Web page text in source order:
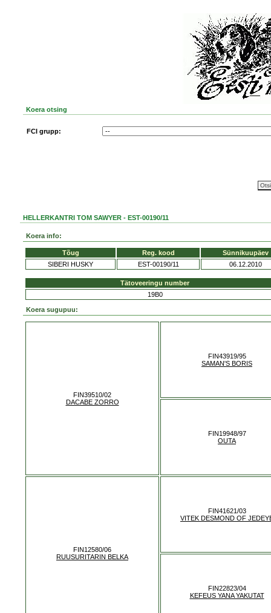
Koera otsing
FCI grupp:
HELLERKANTRI TOM SAWYER - EST-00190/11
Koera info:
Tõug Reg. kood
Sünnikuupäev
SIBERI HUSKY
EST-00190/11 06.12.2010
Tätoveeringu number
19B0
Koera sugupuu:
FIN39510/02
DACABE ZORRO
FIN43919/95
SAMAN'S BORIS
FIN19948/97
OUTA
FIN12580/06
RUUSURITARIN BELKA
FIN41621/03
VITEK DESMOND OF
FIN22823/04
KEFEUS YANA YAKUTAT